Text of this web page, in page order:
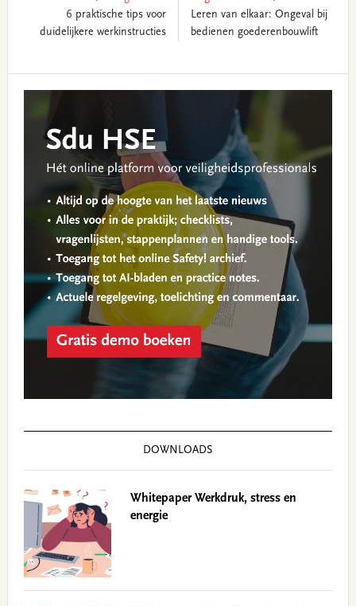
6 praktische tips voor
duidelijkere werkinstructies
Leren van elkaar: Ongeval bij
bedienen goederenbouwlift
DOWNLOADS
Whitepaper Werkdruk, stress en
energie